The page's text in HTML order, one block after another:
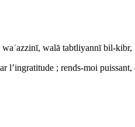
walā tabtliyannī bil-kibr,
l’ingratitude ; rends-moi